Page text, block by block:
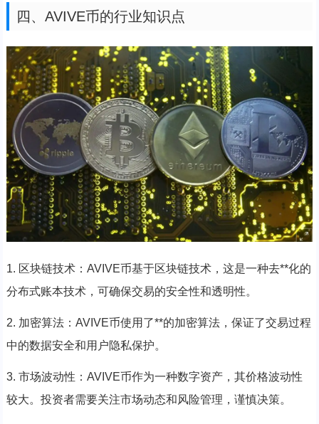
四、AVIVE币的行业知识点
1. 区块链技术：AVIVE币基于区块链技术，这是一种去**化的
分布式账本技术，可确保交易的安全性和透明性。
2. 加密算法：AVIVE币使用了**的加密算法，保证了交易过程
中的数据安全和用户隐私保护。
3. 市场波动性：AVIVE币作为一种数字资产，其价格波动性
较大。投资者需要关注市场动态和风险管理，谨慎决策。